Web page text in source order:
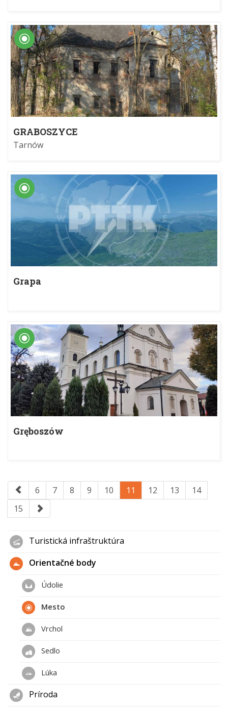
GRABOSZYCE
Tarnów
Grapa
Gręboszów
6 7 8 9 10 11 12 13
14
15
Turistická infraštruktúra
Orientačné body
Údolie
Mesto
Vrchol
Sedlo
Lúka
Príroda